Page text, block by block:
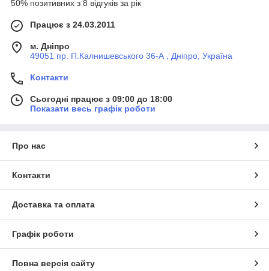
50% позитивних з 8 відгуків за рік
Працює з 24.03.2011
м. Дніпро
49051 пр. П.Калнишевського 36-А , Дніпро, Україна
Контакти
Сьогодні працює з 09:00 до 18:00
Показати весь графік роботи
Про нас
Контакти
Доставка та оплата
Графік роботи
Повна версія сайту